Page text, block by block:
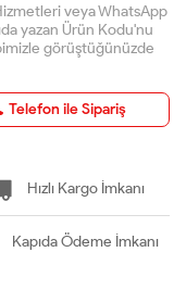
veya WhatsApp
yazan Ürün Kodu'nu
görüştüğünüzde
Telefon ile Sipariş
Hızlı Kargo İmkanı
Kapıda Ödeme İmkanı